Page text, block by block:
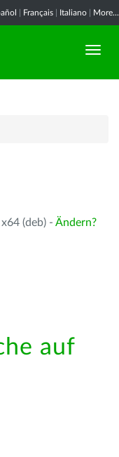
Français Italiano More...
(deb) - Ändern?
auf